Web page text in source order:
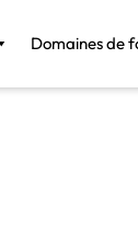
Domaines de